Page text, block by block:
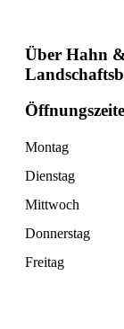
Über Hahn
Montag
Dienstag
Mittwoch
Donnerstag
Freitag